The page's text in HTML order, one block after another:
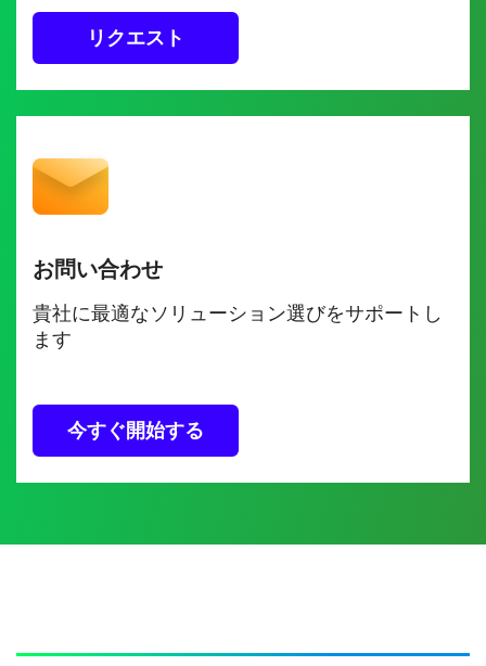
リクエスト
お問い合わせ
貴社に最適なソリューション選びをサポートし
ます
今すぐ開始する